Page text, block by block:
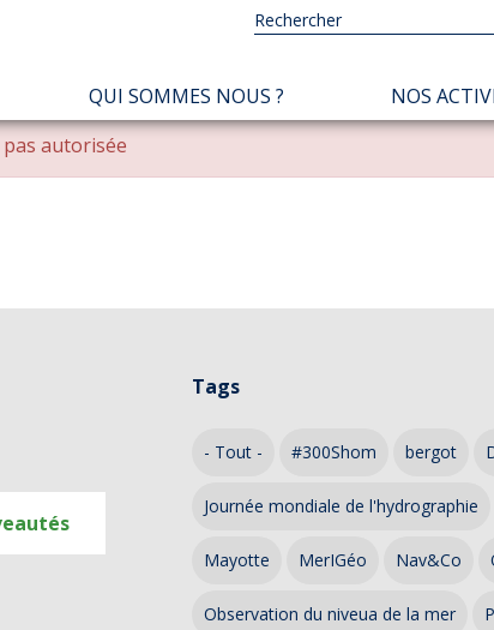
NAVIGATION
PRINCIPALE
QUI SOMMES NOUS ? NOS
autorisée
Tags
- Tout - #300Shom bergot
Journée mondiale de l'hydrographie
Mayotte MerIGéo Nav&Co
Observation du niveua de la mer